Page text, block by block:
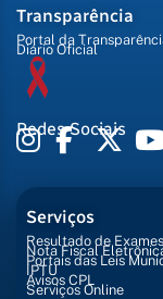
Transparência
Portal da
Diário Oficial
Redes Sociais
Serviços
Resultado de Exames
Nota Fiscal
Portais das Leis
IPTU
Avisos CPL
Serviços Online